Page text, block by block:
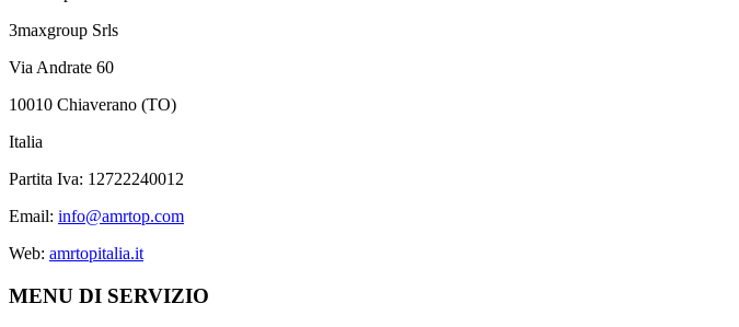
3maxgroup Srls
Via Andrate 60
10010 Chiaverano (TO)
Italia
Partita Iva: 12722240012
Email: info@amrtop.com
Web: amrtopitalia.it
MENU DI SERVIZIO